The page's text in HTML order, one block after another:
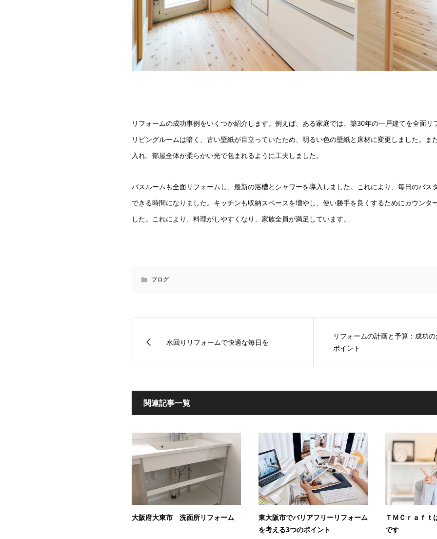
リフォームの成功事例をいくつか紹介します。例えば、ある家庭では、築30年の一戸建てを全面リ
リビングルームは暗く、古い壁紙が目立っていたため、明るい色の壁紙と床材に変更しました。ま
入れ、部屋全体が柔らかい光で包まれるように工夫しました。
バスルームも全面リフォームし、最新の浴槽とシャワーを導入しました。これにより、毎日のバス
できる時間になりました。キッチンも収納スペースを増やし、使い勝手を良くするためにカウンタ
した。これにより、料理がしやすくなり、家族全員が満足しています。
ブログ
水回りリフォームで快適な毎日を
リフォームの計画と予算：成功
ポイント
関連記事一覧
大阪府大東市 洗面所リフォーム
東大阪市でバリアフリーリフォーム
を考える3つのポイント
ＴＭＣｒａｆｔ
です